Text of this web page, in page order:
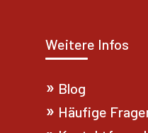
Weitere Infos
Blog
Häufige